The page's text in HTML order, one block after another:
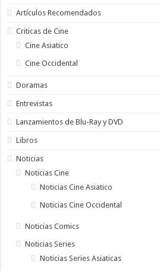
Artículos Recomendados
Criticas de Cine
Cine Asiatico
Cine Occidental
Doramas
Entrevistas
Lanzamientos de Blu-Ray y DVD
Libros
Noticias
Noticias Cine
Noticias Cine Asiatico
Noticias Cine Occidental
Noticias Comics
Noticias Series
Noticias Series Asiaticas